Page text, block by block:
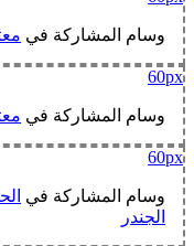
وسام المشاركة في
60px
وسام المشاركة في
60px
وسام المشاركة في
الجندر